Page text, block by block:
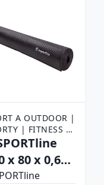
A OUTDOOR |
| FITNESS |
NA
NA
x 80 x 0,6
čierna